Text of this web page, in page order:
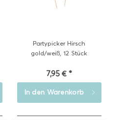
Partypicker Hirsch
gold/weiß, 12 Stück
7,95 € *
In den Warenkorb